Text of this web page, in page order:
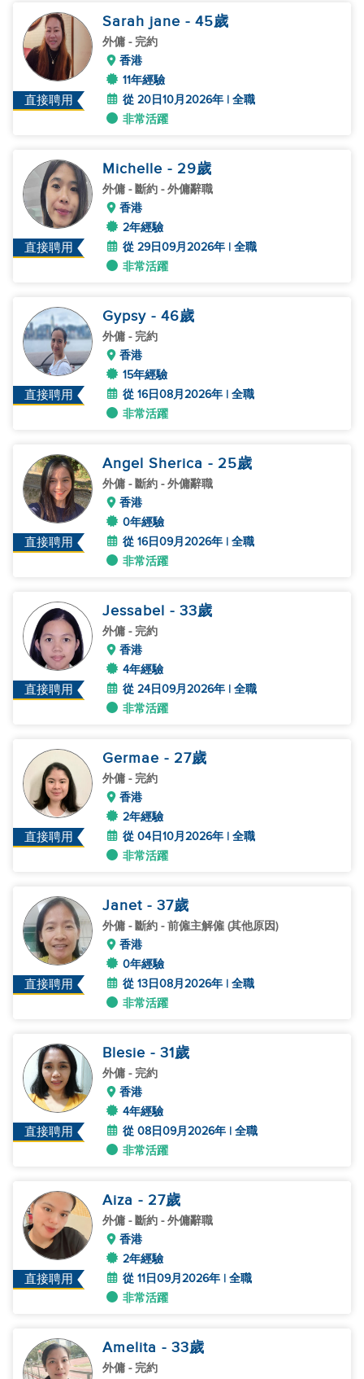
直接聘用
Sarah jane - 45歲
外傭 - 完約
香港
11年經驗
從 20日10月2026年 | 全職
非常活躍
直接聘用
Michelle - 29歲
外傭 - 斷約 - 外傭辭職
香港
2年經驗
從 29日09月2026年 | 全職
非常活躍
直接聘用
Gypsy - 46歲
外傭 - 完約
香港
15年經驗
從 16日08月2026年 | 全職
非常活躍
直接聘用
Angel Sherica - 25歲
外傭 - 斷約 - 外傭辭職
香港
0年經驗
從 16日09月2026年 | 全職
非常活躍
直接聘用
Jessabel - 33歲
外傭 - 完約
香港
4年經驗
從 24日09月2026年 | 全職
非常活躍
直接聘用
Germae - 27歲
外傭 - 完約
香港
2年經驗
從 04日10月2026年 | 全職
非常活躍
直接聘用
Janet - 37歲
外傭 - 斷約 - 前僱主解僱 (其他原因)
香港
0年經驗
從 13日08月2026年 | 全職
非常活躍
直接聘用
Blesie - 31歲
外傭 - 完約
香港
4年經驗
從 08日09月2026年 | 全職
非常活躍
直接聘用
Aiza - 27歲
外傭 - 斷約 - 外傭辭職
香港
2年經驗
從 11日09月2026年 | 全職
非常活躍
Amelita - 33歲
外傭 - 完約